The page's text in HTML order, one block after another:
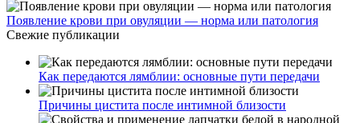
Появление крови при овуляции — норма или патология
Свежие публикации
Как передаются лямблии: основные пути передачи
Причины цистита после интимной близости